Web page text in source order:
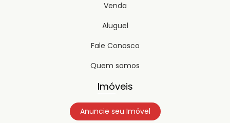
Venda
Aluguel
Fale Conosco
Quem somos
Imóveis
Anuncie seu Imóvel